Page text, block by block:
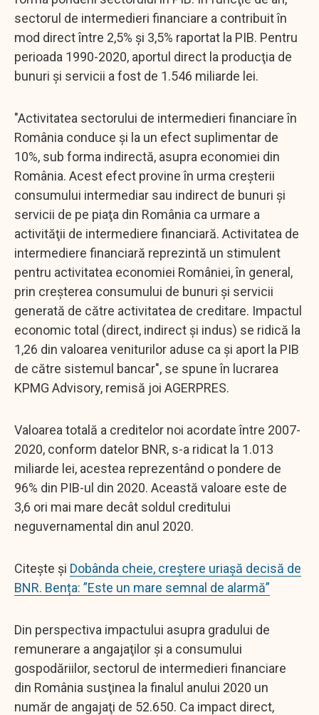
sectorul de intermedieri financiare a contribuit în
mod direct între 2,5% şi 3,5% raportat la PIB. Pentru
perioada 1990-2020, aportul direct la producţia de
bunuri şi servicii a fost de 1.546 miliarde lei.
"Activitatea sectorului de intermedieri financiare în
România conduce şi la un efect suplimentar de
10%, sub forma indirectă, asupra economiei din
România. Acest efect provine în urma creşterii
consumului intermediar sau indirect de bunuri şi
servicii de pe piaţa din România ca urmare a
activităţii de intermediere financiară. Activitatea de
intermediere financiară reprezintă un stimulent
pentru activitatea economiei României, în general,
prin creşterea consumului de bunuri şi servicii
generată de către activitatea de creditare. Impactul
economic total (direct, indirect şi indus) se ridică la
1,26 din valoarea veniturilor aduse ca şi aport la PIB
de către sistemul bancar", se spune în lucrarea
KPMG Advisory, remisă joi AGERPRES.
Valoarea totală a creditelor noi acordate între 2007-
2020, conform datelor BNR, s-a ridicat la 1.013
miliarde lei, acestea reprezentând o pondere de
96% din PIB-ul din 2020. Această valoare este de
3,6 ori mai mare decât soldul creditului
neguvernamental din anul 2020.
Citește și Dobânda cheie, creștere uriașă decisă de
BNR. Bența: ”Este un mare semnal de alarmă”
Din perspectiva impactului asupra gradului de
remunerare a angajaţilor şi a consumului
gospodăriilor, sectorul de intermedieri financiare
din România susţinea la finalul anului 2020 un
număr de angajaţi de 52.650. Ca impact direct,